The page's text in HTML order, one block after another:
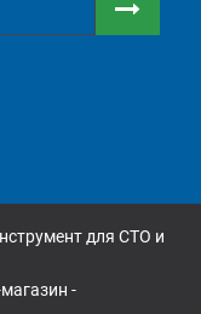
для СТО и
-